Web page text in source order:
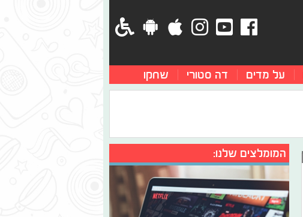
על מדים דה סטורי שחקו
המומלצים שלנו: